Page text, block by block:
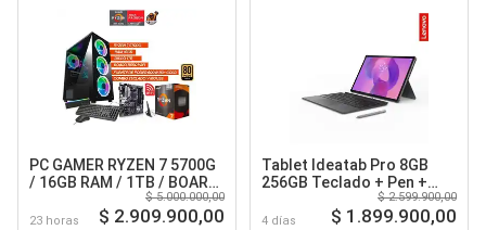
PC GAMER RYZEN 7 5700G
/ 16GB RAM / 1TB / BOARD
B550 WIFI / FUENTE 600W
80+ GOLD
23 horas
$ 5.000.000,00
$ 2.909.900,00
Tablet Ideatab Pro 8GB
256GB Teclado + Pen +
4 días
$ 2.599.900,00
$ 1.899.900,00